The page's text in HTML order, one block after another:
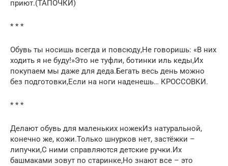
приют.(ТАПОЧКИ)
* * *
Обувь ты носишь всегда и повсюду,Не говоришь: «В них
ходить я не буду!»Это не туфли, ботинки иль кеды,Их
покупаем мы даже для деда.Бегать весь день можно
без подготовки,Если на ноги наденешь… КРОССОВКИ.
* * *
Делают обувь для маленьких ножекИз натуральной,
конечно же, кожи.Только шнурков нет, застёжки –
липучки,С ними справляются детские ручки.Их
башмаками зовут по старинке,Но знают все – это